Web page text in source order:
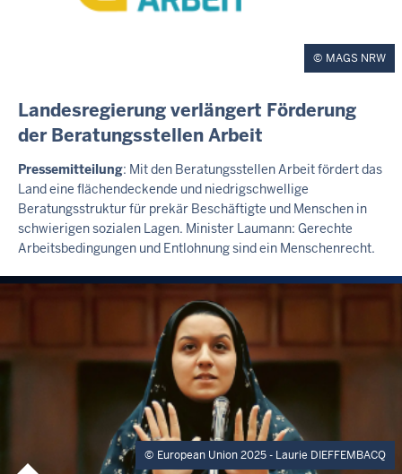
s
t
0
2
6
-
1
MAGS NRW
E
T
R
N
E
R
T
A
Landesregierung verlängert Förderung
der Beratungsstellen Arbeit
Pressemitteilung: Mit den Beratungsstellen Arbeit fördert das
Land eine flächendeckende und niedrigschwellige
Beratungsstruktur für prekär Beschäftigte und Menschen in
schwierigen sozialen Lagen. Minister Laumann: Gerechte
Arbeitsbedingungen und Entlohnung sind ein Menschenrecht.
European Union 2025 - Laurie DIEFFEMBACQ